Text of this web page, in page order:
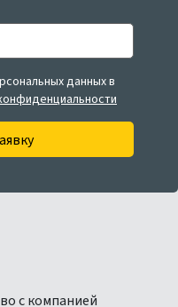
данных в